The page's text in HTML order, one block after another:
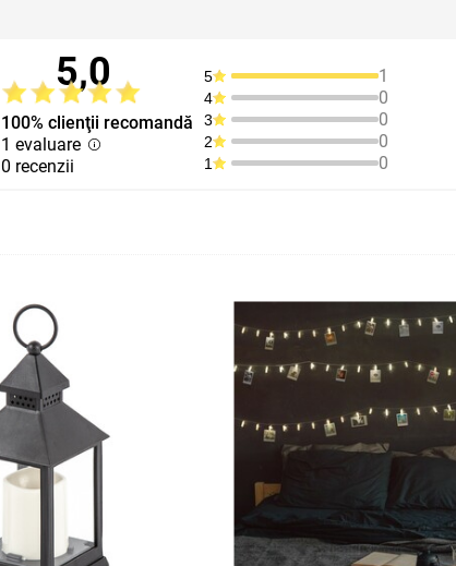
5,0
100% clienţii recomandă
1 evaluare
0 recenzii
5 1
4 0
3 0
2 0
1 0